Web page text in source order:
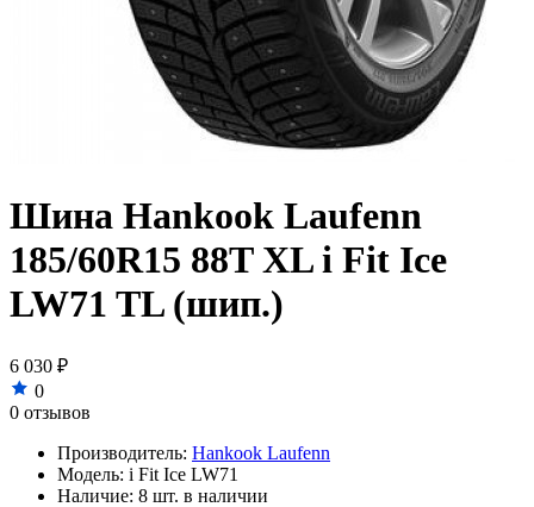
Шина Hankook Laufenn
185/60R15 88T XL i Fit Ice
LW71 TL (шип.)
6 030 ₽
0
0 отзывов
Производитель: Hankook Laufenn
Модель: i Fit Ice LW71
Наличие: 8 шт. в наличии